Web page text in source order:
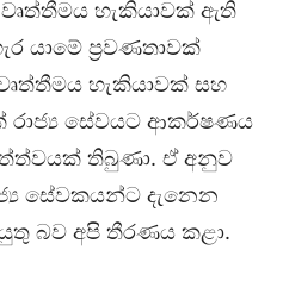
හැකියාවක් ඇති
යාමේ ප්‍රවණතාවක්
හැකියාවක් සහ
රාජ්‍ය සේවයට ආකර්ෂණය
තිබුණා. ඒ අනුව
සේවකයන්ට දැනෙන
බව අපි තීරණය කළා.